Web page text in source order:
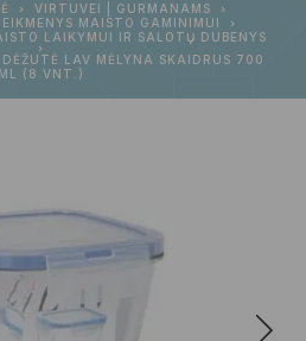
VIRTUVEI | GURMANAMS
MAISTO GAMINIMUI
LAIKYMUI IR SALOTŲ DUBENYS
DĖŽUTĖ LAV MĖLYNA SKAIDRUS 700
ML (8 VNT.)